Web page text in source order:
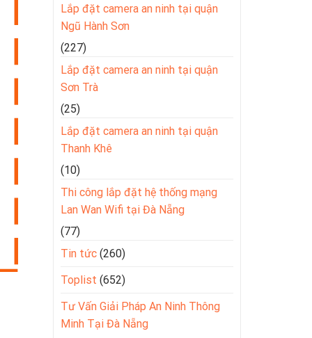
Lắp đặt camera an ninh tại quận
Ngũ Hành Sơn
(227)
Lắp đặt camera an ninh tại quận
Sơn Trà
(25)
Lắp đặt camera an ninh tại quận
Thanh Khê
(10)
Thi công lắp đặt hệ thống mạng
Lan Wan Wifi tại Đà Nẵng
(77)
Tin tức (260)
Toplist (652)
Tư Vấn Giải Pháp An Ninh Thông
Minh Tại Đà Nẵng